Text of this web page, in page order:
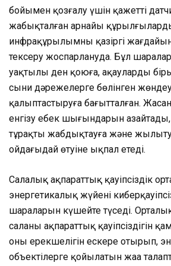
бойымен қозғалу үшін қажетті
жабықталған арнайы
инфрақұрылымның қазіргі
тексеру жоспарлануда. Бұл
уақтылы ден қоюға, ақаулардың
сыни дәрежелерге бөлінген
қалыптастыруға бағытталған.
енгізу еңбек шығындарын
тұрақты жабдықтауға және
ойдағыдай өтуіне ықпал етеді.
Салалық ақпараттық қауіпсіздік
энергетикалық жүйенің
шараларын күшейте түседі.
саланың ақпараттық қауіпсіздігін
оның ерекшелігін ескере отырып,
объектілерге қойылатын жаңа